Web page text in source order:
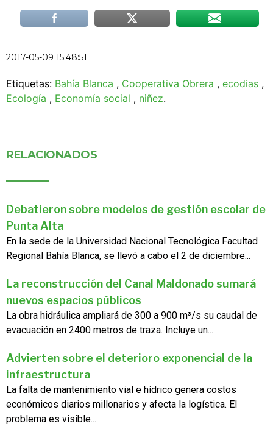
2017-05-09 15:48:51
Etiquetas: Bahía Blanca , Cooperativa Obrera , ecodias ,
Ecología , Economía social , niñez.
RELACIONADOS
Debatieron sobre modelos de gestión escolar de
Punta Alta
En la sede de la Universidad Nacional Tecnológica Facultad
Regional Bahía Blanca, se llevó a cabo el 2 de diciembre...
La reconstrucción del Canal Maldonado sumará
nuevos espacios públicos
La obra hidráulica ampliará de 300 a 900 m³/s su caudal de
evacuación en 2400 metros de traza. Incluye un...
Advierten sobre el deterioro exponencial de la
infraestructura
La falta de mantenimiento vial e hídrico genera costos
económicos diarios millonarios y afecta la logística. El
problema es visible...